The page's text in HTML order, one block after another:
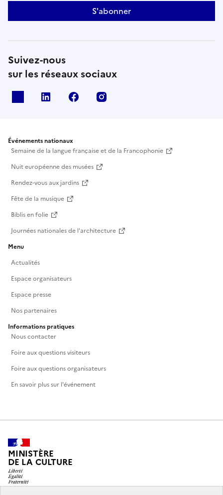
S'abonner
Suivez-nous
sur les réseaux sociaux
Linkedin Facebook
Événements nationaux
Semaine de la langue française et de la Francophonie
Nuit européenne des musées
Rendez-vous aux jardins
Fête de la musique
Biblis en folie
Journées nationales de l'architecture
Menu
Actualités
Espace organisateurs
Espace presse
Nos partenaires
Informations pratiques
Nous contacter
Foire aux questions visiteurs
Foire aux questions organisateurs
En savoir plus sur l'événement
MINISTÈRE
DE LA CULTURE